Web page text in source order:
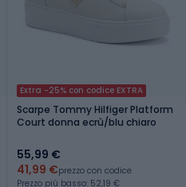
Extra -25% con codice EXTRA
Scarpe Tommy Hilfiger Platform
Court donna ecrù/blu chiaro
55,99 €
41,99 €prezzo con codice
Prezzo più basso: 52,19 €